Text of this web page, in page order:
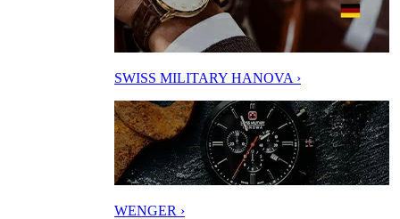
SWISS MILITARY HANOVA ›
WENGER ›